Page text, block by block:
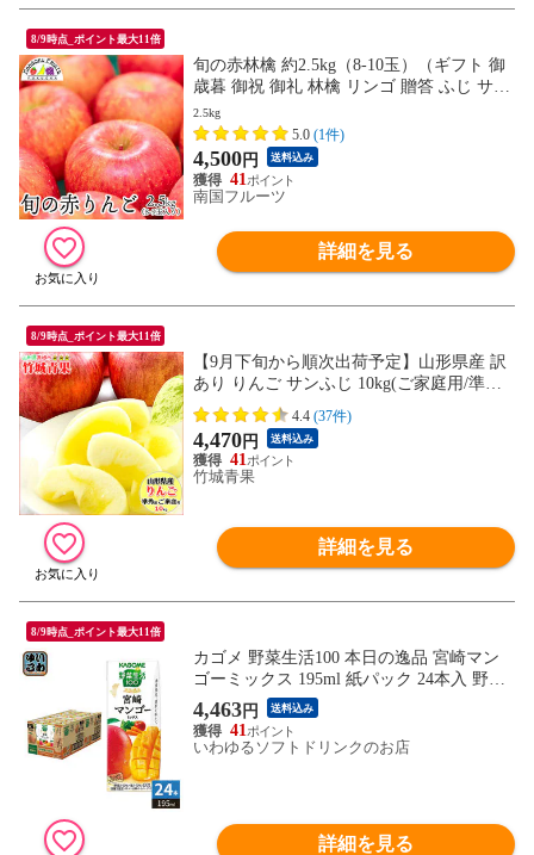
8/9時点_ポイント最大11倍
旬の赤林檎 約2.5kg（8-10玉）（ギフト 御
歳暮 御祝 御礼 林檎 リンゴ 贈答 ふじ サン
ふじ シナノスイート ジョナゴールド 青森
長野）
2.5kg
5.0 (1件)
4,500円 送料込み
41
南国フルーツ
詳細を見る
8/9時点_ポイント最大11倍
【9月下旬から順次出荷予定】山形県産 訳
あり りんご サンふじ 10kg(ご家庭用/準秀
品/26～46玉/生食可)※日時指定はメールで
※
4.4 (37件)
4,470円 送料込み
41
竹城青果
詳細を見る
8/9時点_ポイント最大11倍
カゴメ 野菜生活100 本日の逸品 宮崎マン
ゴーミックス 195ml 紙パック 24本入 野菜
ジュース 季節限定 砂糖不使用 ビタミンC
4,463円 送料込み
41
いわゆるソフトドリンクのお店
詳細を見る